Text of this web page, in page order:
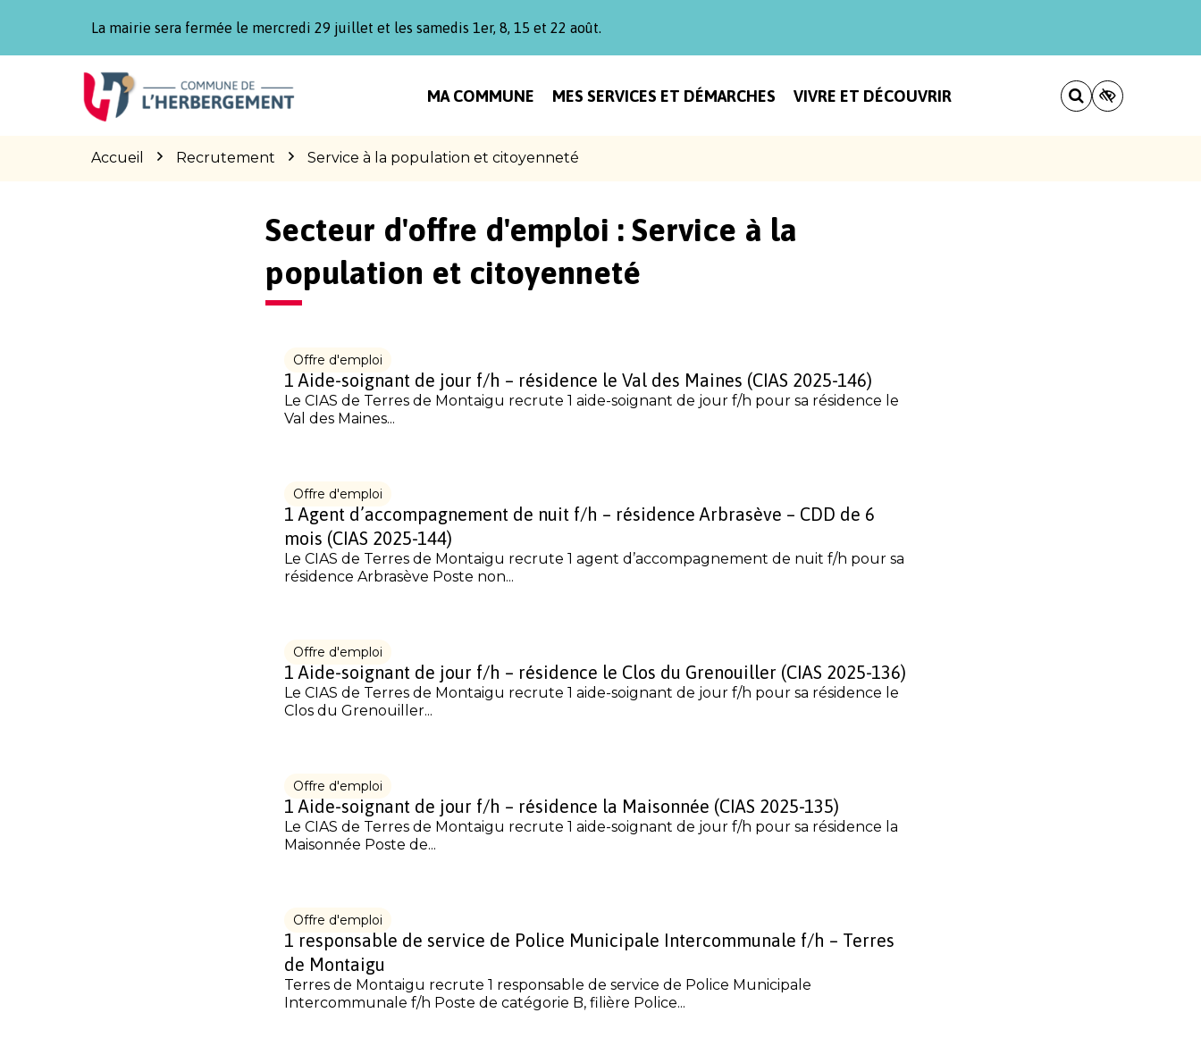
La mairie sera fermée le mercredi 29 juillet et les samedis 1er, 8, 15 et 22 août.
MA COMMUNE MES SERVICES ET DÉMARCHES VIVRE ET DÉCOUVRIR
Accueil Recrutement Service à la population et citoyenneté
Secteur d'offre d'emploi : Service à la
population et citoyenneté
Offre d'emploi
1 Aide-soignant de jour f/h – résidence le Val des Maines (CIAS 2025-146)
Le CIAS de Terres de Montaigu recrute 1 aide-soignant de jour f/h pour sa résidence le
Val des Maines...
Offre d'emploi
1 Agent d’accompagnement de nuit f/h – résidence Arbrasève – CDD de 6
mois (CIAS 2025-144)
Le CIAS de Terres de Montaigu recrute 1 agent d’accompagnement de nuit f/h pour sa
résidence Arbrasève Poste non...
Offre d'emploi
1 Aide-soignant de jour f/h – résidence le Clos du Grenouiller (CIAS 2025-136)
Le CIAS de Terres de Montaigu recrute 1 aide-soignant de jour f/h pour sa résidence le
Clos du Grenouiller...
Offre d'emploi
1 Aide-soignant de jour f/h – résidence la Maisonnée (CIAS 2025-135)
Le CIAS de Terres de Montaigu recrute 1 aide-soignant de jour f/h pour sa résidence la
Maisonnée Poste de...
Offre d'emploi
1 responsable de service de Police Municipale Intercommunale f/h – Terres
de Montaigu
Terres de Montaigu recrute 1 responsable de service de Police Municipale
Intercommunale f/h Poste de catégorie B, filière Police...